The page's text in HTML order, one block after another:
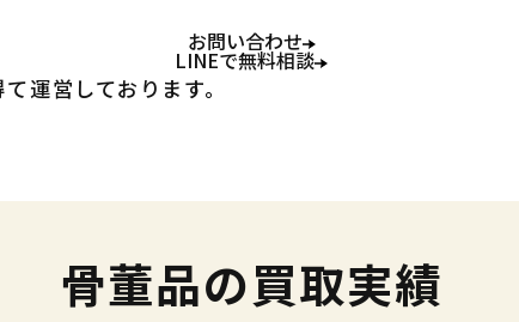
お問い合わせ
LINEで無料相談
運営しております。
友達追加でお問い合わせいただけます
骨董品の買取実績